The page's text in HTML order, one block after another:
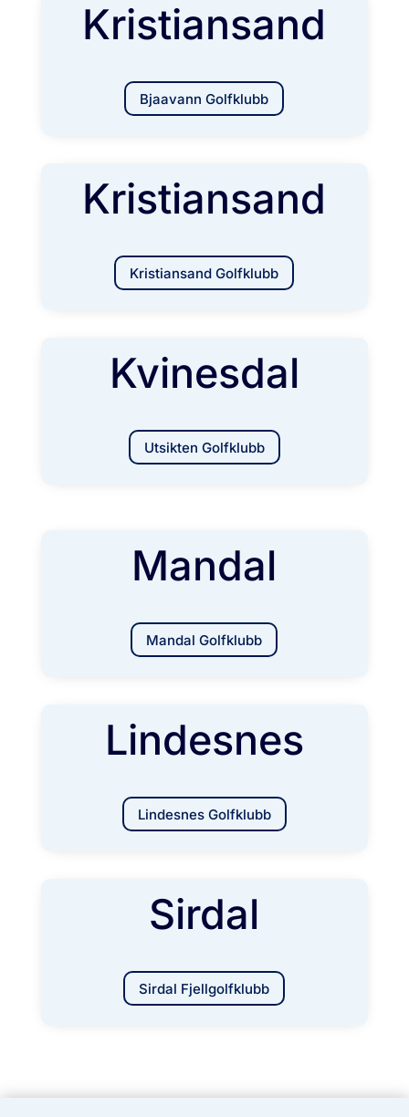
Kristiansand
Bjaavann Golfklubb
Kristiansand
Kristiansand Golfklubb
Kvinesdal
Utsikten Golfklubb
Mandal
Mandal Golfklubb
Lindesnes
Lindesnes Golfklubb
Sirdal
Sirdal Fjellgolfklubb